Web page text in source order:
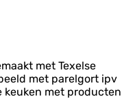
met Texelse
met parelgort ipv
keuken met producten